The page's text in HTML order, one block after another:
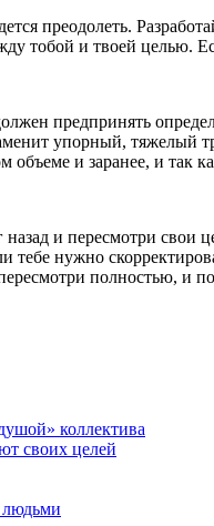
преодолеть.
тобой и твоей целью.
предпринять
упорный, тяжелый
объеме и заранее, и так
и пересмотри
нужно
полностью, и
коллектива
своих целей
людьми